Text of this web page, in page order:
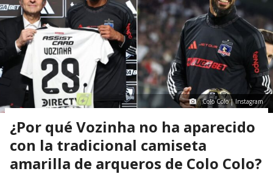
Colo Colo | Instagram
¿Por qué Vozinha no ha aparecido
con la tradicional camiseta
amarilla de arqueros de Colo Colo?